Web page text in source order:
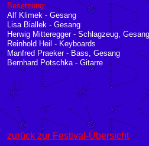
Besetzung:
Alf Klimek - Gesang
Lisa Biallek - Gesang
Herwig Mitteregger - Schlagzeug, Gesang
Reinhold Heil - Keyboards
Manfred Praeker - Bass, Gesang
Bernhard Potschka - Gitarre
zurück zur Festival-Übersicht